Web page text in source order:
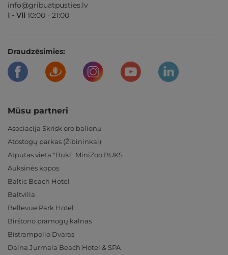
info@gribuatpusties.lv
I - VII 10:00 - 21:00
Draudzēsimies:
Mūsu partneri
Asociacija Skrisk oro balionu
Atostogų parkas (Žibininkai)
Atpūtas vieta "Buki" MiniZoo BUKS
Auksinės kopos
Baltic Beach Hotel
Baltvilla
Bellevue Park Hotel
Birštono pramogų kalnas
Bistrampolio Dvaras
Daina Jurmala Beach Hotel & SPA